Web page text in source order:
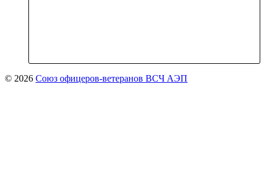
© 2026 Союз офицеров-ветеранов ВСЧ АЭП